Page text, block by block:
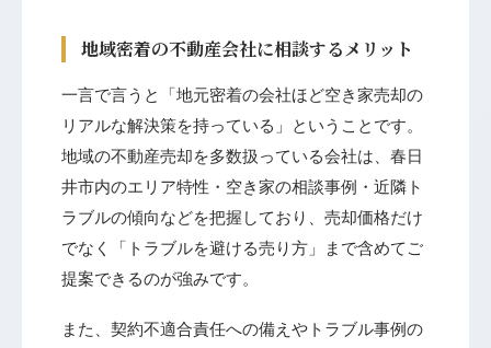
地域密着の不動産会社に相談するメリット
一言で言うと「地元密着の会社ほど空き家売却の
リアルな解決策を持っている」ということです。
地域の不動産売却を多数扱っている会社は、春日
井市内のエリア特性・空き家の相談事例・近隣ト
ラブルの傾向などを把握しており、売却価格だけ
でなく「トラブルを避ける売り方」まで含めてご
提案できるのが強みです。
また、契約不適合責任への備えやトラブル事例の